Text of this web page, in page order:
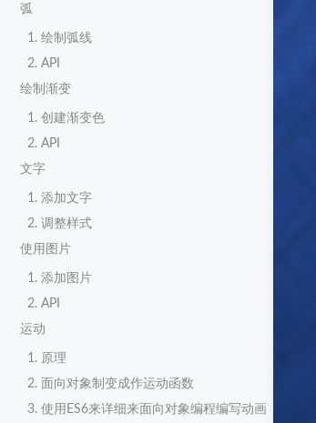
弧
1. 绘制弧线
2. API
绘制渐变
1. 创建渐变色
2. API
文字
1. 添加文字
2. 调整样式
使用图片
1. 添加图片
2. API
运动
1. 原理
2. 面向对象制变成作运动函数
3. 使用ES6来详细来面向对象编程编写动画